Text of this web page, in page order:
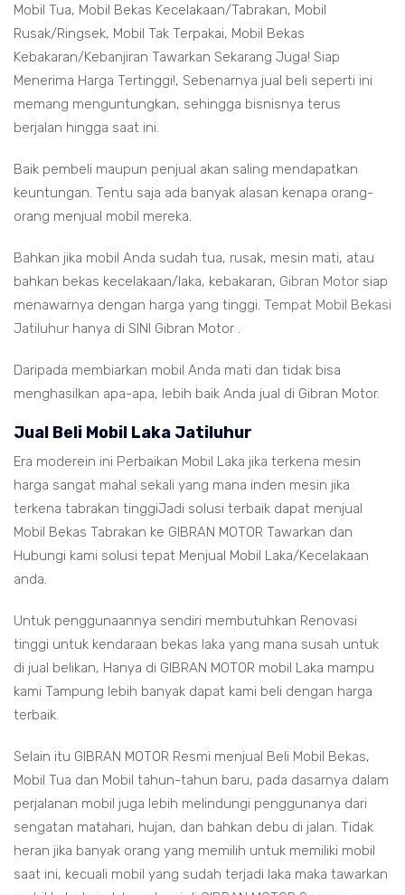
Mobil Tua, Mobil Bekas Kecelakaan/Tabrakan, Mobil
Rusak/Ringsek, Mobil Tak Terpakai, Mobil Bekas
Kebakaran/Kebanjiran Tawarkan Sekarang Juga! Siap
Menerima Harga Tertinggi!, Sebenarnya jual beli seperti ini
memang menguntungkan, sehingga bisnisnya terus
berjalan hingga saat ini.
Baik pembeli maupun penjual akan saling mendapatkan
keuntungan. Tentu saja ada banyak alasan kenapa orang-
orang menjual mobil mereka.
Bahkan jika mobil Anda sudah tua, rusak, mesin mati, atau
bahkan bekas kecelakaan/laka, kebakaran, Gibran Motor siap
menawarnya dengan harga yang tinggi. Tempat Mobil Bekasi
Jatiluhur hanya di SINI Gibran Motor .
Daripada membiarkan mobil Anda mati dan tidak bisa
menghasilkan apa-apa, lebih baik Anda jual di Gibran Motor.
Jual Beli Mobil Laka Jatiluhur
Era moderein ini Perbaikan Mobil Laka jika terkena mesin
harga sangat mahal sekali yang mana inden mesin jika
terkena tabrakan tinggiJadi solusi terbaik dapat menjual
Mobil Bekas Tabrakan ke GIBRAN MOTOR Tawarkan dan
Hubungi kami solusi tepat Menjual Mobil Laka/Kecelakaan
anda.
Untuk penggunaannya sendiri membutuhkan Renovasi
tinggi untuk kendaraan bekas laka yang mana susah untuk
di jual belikan, Hanya di GIBRAN MOTOR mobil Laka mampu
kami Tampung lebih banyak dapat kami beli dengan harga
terbaik.
Selain itu GIBRAN MOTOR Resmi menjual Beli Mobil Bekas,
Mobil Tua dan Mobil tahun-tahun baru, pada dasarnya dalam
perjalanan mobil juga lebih melindungi penggunanya dari
sengatan matahari, hujan, dan bahkan debu di jalan. Tidak
heran jika banyak orang yang memilih untuk memiliki mobil
saat ini, kecuali mobil yang sudah terjadi laka maka tawarkan